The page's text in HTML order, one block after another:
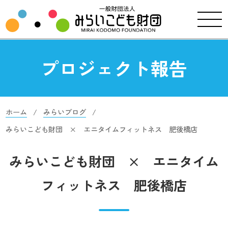
プロジェクト報告
ホーム
みらいブログ
みらいこども財団 × エニタイムフィットネス 肥後橋店
みらいこども財団 × エニタイム
フィットネス 肥後橋店